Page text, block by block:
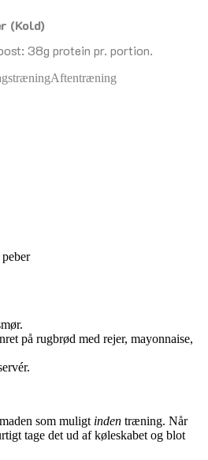
(Kold)
38g protein pr. portion.
Aftentræning
på rugbrød med rejer, mayonnaise,
som muligt inden træning. Når
tage det ud af køleskabet og blot